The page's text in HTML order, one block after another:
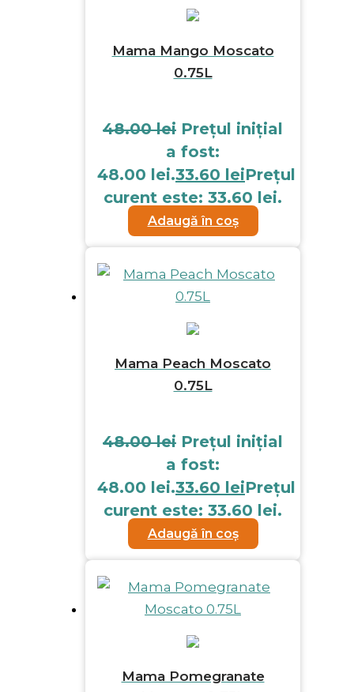
Mama Mango Moscato
0.75L
48.00lei Prețul inițial
a fost:
48.00 lei.33.60 leiPrețul
curent este: 33.60 lei.
Adaugă în coș
Mama Peach Moscato
0.75L
48.00lei Prețul inițial
a fost:
48.00 lei.33.60 leiPrețul
curent este: 33.60 lei.
Adaugă în coș
Mama Pomegranate